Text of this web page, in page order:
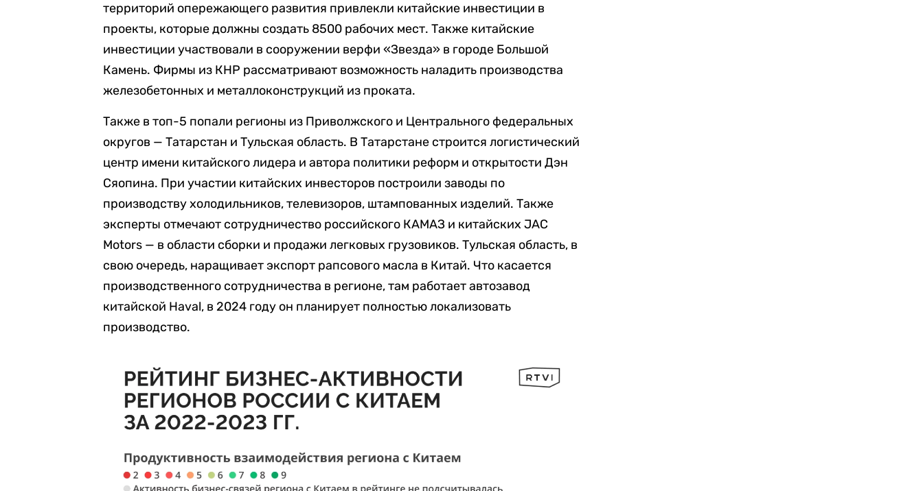
территорий опережающего развития привлекли китайские инвестиции в
проекты, которые должны создать 8500 рабочих мест. Также китайские
инвестиции участвовали в сооружении верфи «Звезда» в городе Большой
Камень. Фирмы из КНР рассматривают возможность наладить производства
железобетонных и металлоконструкций из проката.
Также в топ-5 попали регионы из Приволжского и Центрального федеральных
округов — Татарстан и Тульская область. В Татарстане строится логистический
центр имени китайского лидера и автора политики реформ и открытости Дэн
Сяопина. При участии китайских инвесторов построили заводы по
производству холодильников, телевизоров, штампованных изделий. Также
эксперты отмечают сотрудничество российского КАМАЗ и китайских JAC
Motors — в области сборки и продажи легковых грузовиков. Тульская область, в
свою очередь, наращивает экспорт рапсового масла в Китай. Что касается
производственного сотрудничества в регионе, там работает автозавод
китайской Haval, в 2024 году он планирует полностью локализовать
производство.